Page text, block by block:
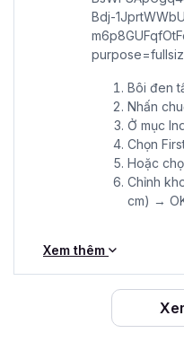
Bôi đen
Nhấn
Ở mục
Chọn
Hoặc
Chỉnh
cm) →
Xem thêm